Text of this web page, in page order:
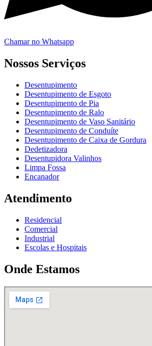
Chamar no Whatsapp
Nossos Serviços
Desentupimento
Desentupimento de Esgoto
Desentupimento de Pia
Desentupimento de Ralo
Desentupimento de Vaso Sanitário
Desentupimento de Conduíte
Desentupimento de Caixa de Gordura
Dedetizadora
Desentupidora Valinhos
Limpa Fossa
Encanador
Atendimento
Residencial
Comercial
Industrial
Escolas e Hospitais
Onde Estamos